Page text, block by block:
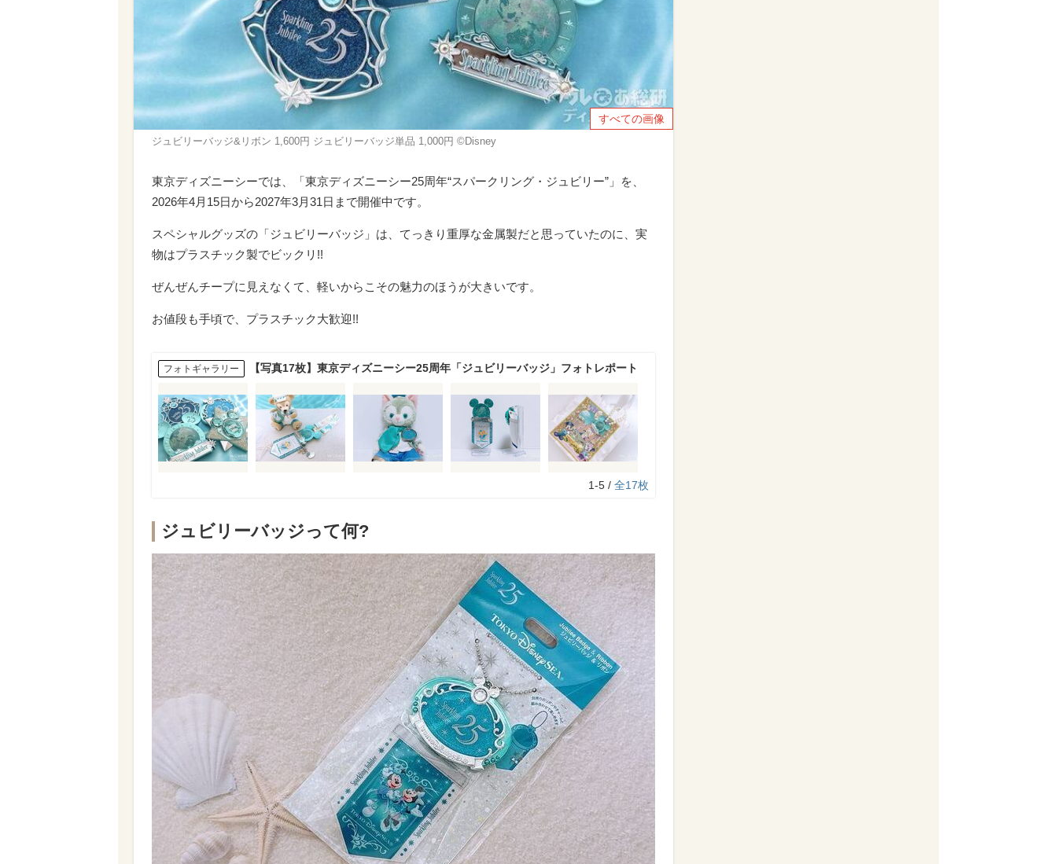
すべての画像
ジュビリーバッジ&リボン 1,600円 ジュビリーバッジ単品 1,000円 ©Disney
東京ディズニーシーでは、「東京ディズニーシー25周年“スパークリング・ジュビリー”」を、
2026年4月15日から2027年3月31日まで開催中です。
スペシャルグッズの「ジュビリーバッジ」は、てっきり重厚な金属製だと思っていたのに、実
物はプラスチック製でビックリ!!
ぜんぜんチープに見えなくて、軽いからこその魅力のほうが大きいです。
お値段も手頃で、プラスチック大歓迎!!
フォトギャラリー 【写真17枚】東京ディズニーシー25周年「ジュビリーバッジ」フォトレポート
1-5 / 全17枚
ジュビリーバッジって何?